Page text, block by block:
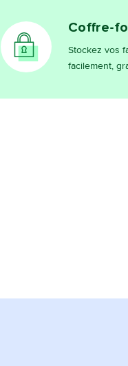
Coffre-
Stockez vos
facilement,